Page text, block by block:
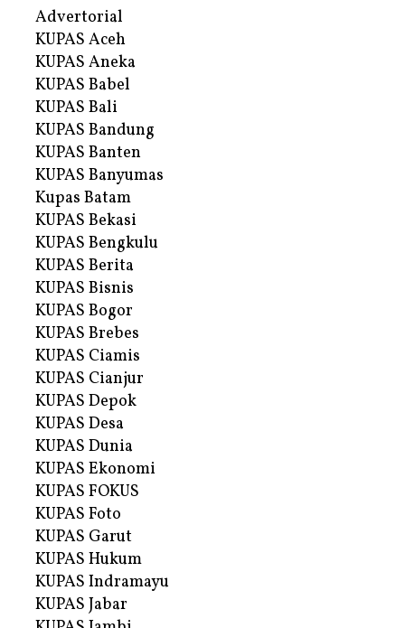
Advertorial
KUPAS Aceh
KUPAS Aneka
KUPAS Babel
KUPAS Bali
KUPAS Bandung
KUPAS Banten
KUPAS Banyumas
Kupas Batam
KUPAS Bekasi
KUPAS Bengkulu
KUPAS Berita
KUPAS Bisnis
KUPAS Bogor
KUPAS Brebes
KUPAS Ciamis
KUPAS Cianjur
KUPAS Depok
KUPAS Desa
KUPAS Dunia
KUPAS Ekonomi
KUPAS FOKUS
KUPAS Foto
KUPAS Garut
KUPAS Hukum
KUPAS Indramayu
KUPAS Jabar